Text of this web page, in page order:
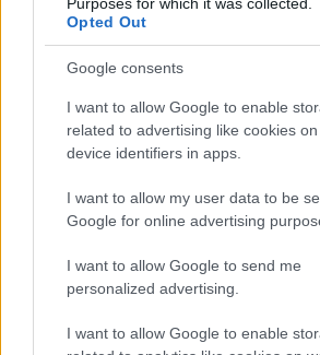
Opted Out
Google consents
I want to allow Google to enable
related to advertising like cookies
device identifiers in apps.
I want to allow my user data to be
Google for online advertising
I want to allow Google to send me
personalized advertising.
I want to allow Google to enable
Miért ne énekelj
2007. október 18.
Mert nem tudod a szöveget , te
emlékszik arra mikor Király
buksijából a Magyar himnusz, mi
pislogtunk a fotelben és helyette
magunkat. Jóérzésű ember máig
végignézni piromkodás nélkül